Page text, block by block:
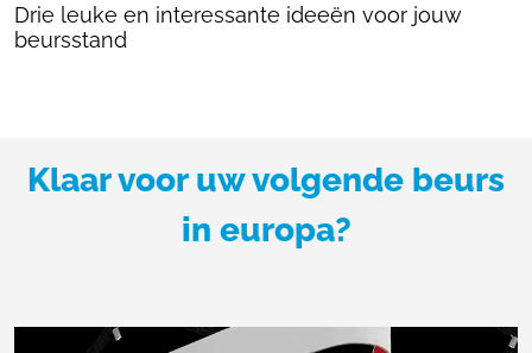
Drie leuke en interessante ideeën voor jouw
beursstand
Klaar voor uw volgende beurs
in europa?